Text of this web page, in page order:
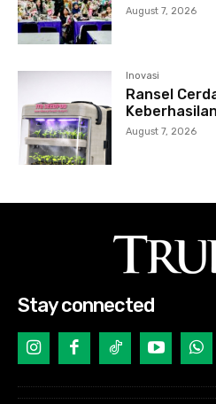
August 7, 2026
Inovasi
Ransel
August 7, 2026
Stay connected